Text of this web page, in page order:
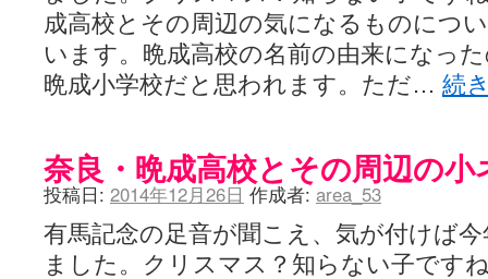
成高校とその周辺の気になるものにつ
います。晩成高校の名前の由来になっ
晩成小学校だと思われます。ただ… 続
奈良・晩成高校とその周辺の小
投稿日: 2014年12月26日 作成者: area_53
有馬記念の足音が聞こえ、気が付けば
ました。クリスマス？知らない子です